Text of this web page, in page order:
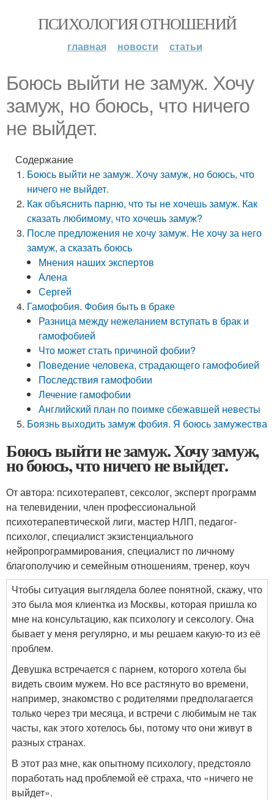
ПСИХОЛОГИЯ ОТНОШЕНИЙ
главная новости статьи
Боюсь выйти не замуж. Хочу
замуж, но боюсь, что ничего
не выйдет.
Содержание
Боюсь выйти не замуж. Хочу замуж, но боюсь, что
ничего не выйдет.
Как объяснить парню, что ты не хочешь замуж. Как
сказать любимому, что хочешь замуж?
После предложения не хочу замуж. Не хочу за него
замуж, а сказать боюсь
Мнения наших экспертов
Алена
Сергей
Гамофобия. Фобия быть в браке
Разница между нежеланием вступать в брак и
гамофобией
Что может стать причиной фобии?
Поведение человека, страдающего гамофобией
Последствия гамофобии
Лечение гамофобии
Английский план по поимке сбежавшей невесты
Боязнь выходить замуж фобия. Я боюсь замужества
Боюсь выйти не замуж. Хочу замуж,
но боюсь, что ничего не выйдет.
От автора: психотерапевт, сексолог, эксперт программ
на телевидении, член профессиональной
психотерапевтической лиги, мастер НЛП, педагог-
психолог, специалист экзистенциального
нейропрограммирования, специалист по личному
благополучию и семейным отношениям, тренер, коуч
Чтобы ситуация выглядела более понятной, скажу, что
это была моя клиентка из Москвы, которая пришла ко
мне на консультацию, как психологу и сексологу. Она
бывает у меня регулярно, и мы решаем какую-то из её
проблем.
Девушка встречается с парнем, которого хотела бы
видеть своим мужем. Но все растянуто во времени,
например, знакомство с родителями предполагается
только через три месяца, и встречи с любимым не так
часты, как этого хотелось бы, потому что они живут в
разных странах.
В этот раз мне, как опытному психологу, предстояло
поработать над проблемой её страха, что «ничего не
выйдет».